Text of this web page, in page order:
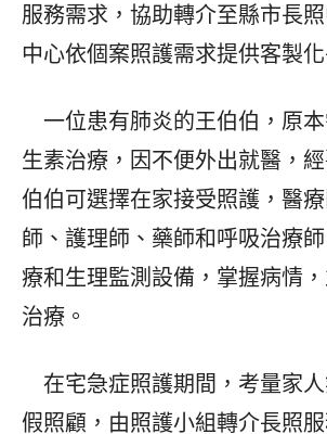
服務需求，協助轉介至縣市長
中心依個案照護需求提供客製化
一位患有肺炎的王伯伯，原
生素治療，因不便外出就醫，
伯伯可選擇在家接受照護，醫
師、護理師、藥師和呼吸治療
療和生理監測設備，掌握病情
治療。
在宅急症照護期間，考量家
假照顧，由照護小組轉介長照